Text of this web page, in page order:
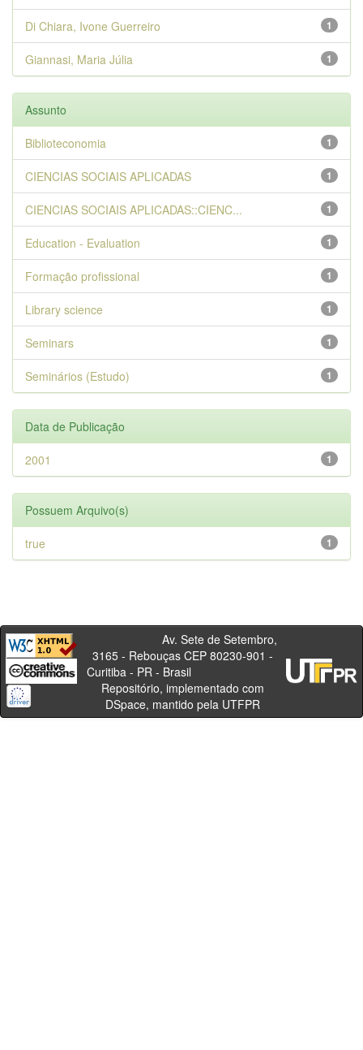
1
Di Chiara, Ivone Guerreiro
1
Giannasi, Maria Júlia
Assunto
1
Biblioteconomia
1
CIENCIAS SOCIAIS APLICADAS
1
CIENCIAS SOCIAIS APLICADAS::CIENC...
1
Education - Evaluation
1
Formação profissional
1
Library science
1
Seminars
1
Seminários (Estudo)
Data de Publicação
1
2001
Possuem Arquivo(s)
1
true
Av. Sete de Setembro,
3165 - Rebouças CEP 80230-901 -
Curitiba - PR - Brasil
Repositório, implementado com
DSpace, mantido pela UTFPR